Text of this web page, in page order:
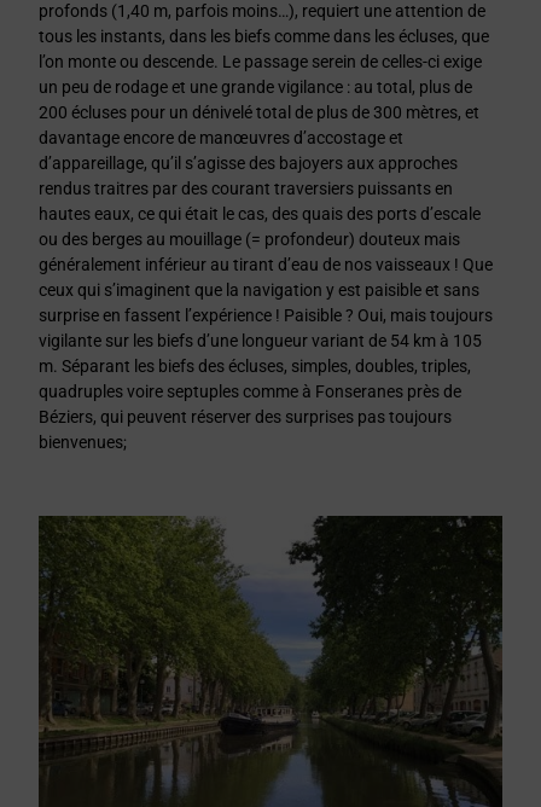
profonds (1,40 m, parfois moins…), requiert une attention de
tous les instants, dans les biefs comme dans les écluses, que
l’on monte ou descende. Le passage serein de celles-ci exige
un peu de rodage et une grande vigilance : au total, plus de
200 écluses pour un dénivelé total de plus de 300 mètres, et
davantage encore de manœuvres d’accostage et
d’appareillage, qu’il s’agisse des bajoyers aux approches
rendus traitres par des courant traversiers puissants en
hautes eaux, ce qui était le cas, des quais des ports d’escale
ou des berges au mouillage (= profondeur) douteux mais
généralement inférieur au tirant d’eau de nos vaisseaux ! Que
ceux qui s’imaginent que la navigation y est paisible et sans
surprise en fassent l’expérience ! Paisible ? Oui, mais toujours
vigilante sur les biefs d’une longueur variant de 54 km à 105
m. Séparant les biefs des écluses, simples, doubles, triples,
quadruples voire septuples comme à Fonseranes près de
Béziers, qui peuvent réserver des surprises pas toujours
bienvenues;